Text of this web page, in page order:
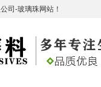
司-玻璃珠网站！